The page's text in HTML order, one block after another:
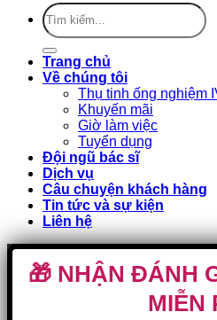
Trang chủ
Về chúng tôi
Thụ tinh ống nghiệm
Khuyến mãi
Giờ làm việc
Tuyển dụng
Đội ngũ bác sĩ
Dịch vụ
Câu chuyện khách hàng
Tin tức và sự kiện
Liên hệ
🎁 NHẬN ĐÁNH
MIỄN